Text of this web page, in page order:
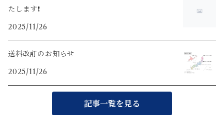
たします❗️
2025/11/26
送料改訂のお知らせ
2025/11/26
記事一覧を見る